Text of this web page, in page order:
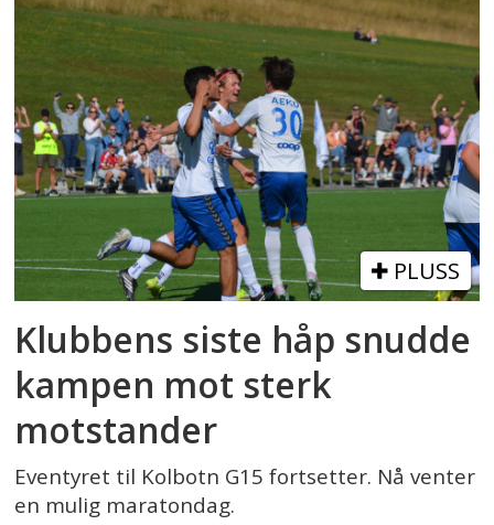
PLUSS
Klubbens siste håp snudde
kampen mot sterk
motstander
Eventyret til Kolbotn G15 fortsetter. Nå venter
en mulig maratondag.